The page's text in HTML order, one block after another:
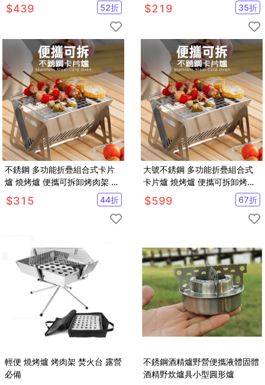
營 取暖爐 取暖器 不鏽鋼 戶外取
暖
$439 52折
炭爐 野炊露營焚火爐
【SV61295】
$219 35折
不銹鋼 多功能折疊組合式卡片
爐 燒烤爐 便攜可拆卸烤肉架 木
炭爐 野炊露營焚火爐
【SV61295】
$315 44折
大號不銹鋼 多功能折疊組合式
卡片爐 燒烤爐 便攜可拆卸烤肉
木炭爐 野炊露營焚火爐
【SV61295】
$599 67折
輕便 燒烤爐 烤肉架 焚火台 露營
必備
不銹鋼酒精爐野營便攜液體固體
酒精野炊爐具小型圓形爐